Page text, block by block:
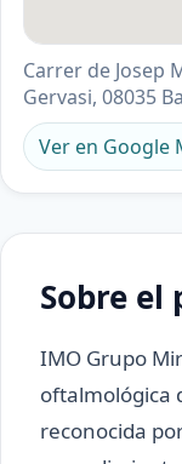
Carrer de Josep
Gervasi, 08035
Ver en Google
Sobre el
IMO Grupo
oftalmológica
reconocida